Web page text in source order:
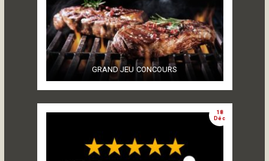
GRAND JEU CONCOURS
18
Déc